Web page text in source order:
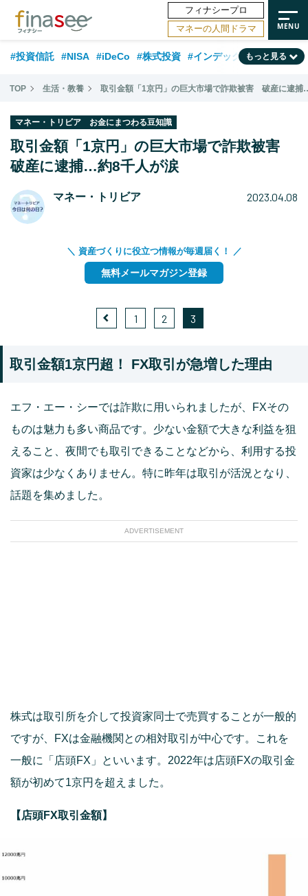
フィナシープロ
マネーの人間ドラマ
#投資信託 #NISA #iDeCo #株式投資 #インデックスファンド
#相談事例 #相続・贈与 #FP #新NISA #ランキング #トレンド
#資産運用業界 #老後 #積立投資
#フィナンシャル・ウェルビーイング #データ・調査
#60代
もっと見る
TOP 生活・教養 取引金額「1京円」の巨大市場で詐欺被害 破産に逮捕
マネー・トリビア お金にまつわる豆知識
取引金額「1京円」の巨大市場で詐欺被害
破産に逮捕…約8千人が涙
マネー・トリビア 2023.04.08
＼ 資産づくりに役立つ情報が毎週届く！ ／
無料メールマガジン登録
1 2 3
取引金額1京円超！ FX取引が急増した理由
エフ・エー・シーでは詐欺に用いられましたが、FXその
ものは魅力も多い商品です。少ない金額で大きな利益を狙
えること、夜間でも取引できることなどから、利用する投
資家は少なくありません。特に昨年は取引が活況となり、
話題を集めました。
ADVERTISEMENT
株式は取引所を介して投資家同士で売買することが一般的
ですが、FXは金融機関との相対取引が中心です。これを
一般に「店頭FX」といいます。2022年は店頭FXの取引金
額が初めて1京円を超えました。
【店頭FX取引金額】